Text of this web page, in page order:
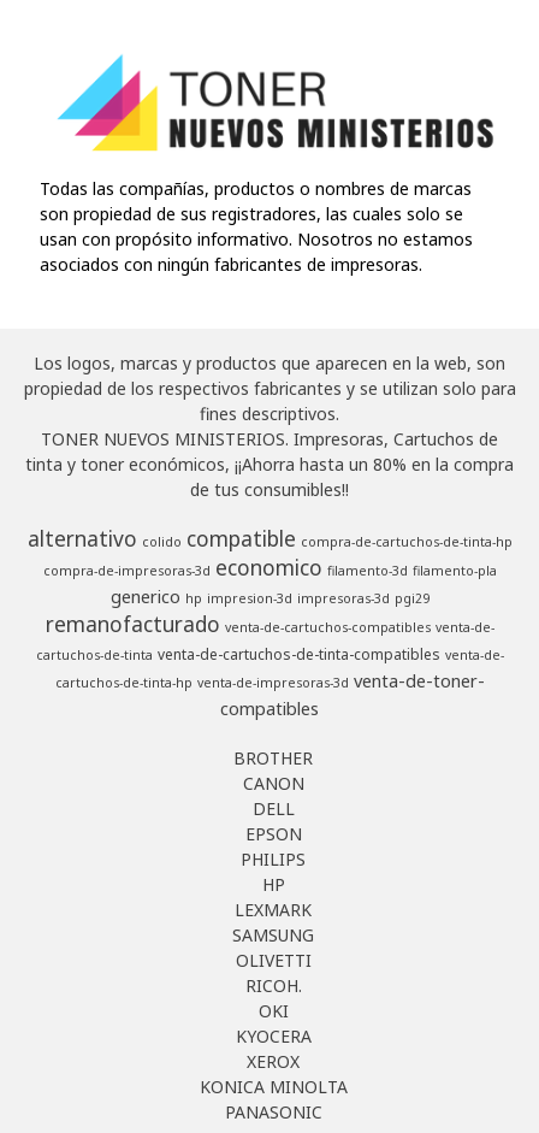
Todas las compañías, productos o nombres de marcas
son propiedad de sus registradores, las cuales solo se
usan con propósito informativo. Nosotros no estamos
asociados con ningún fabricantes de impresoras.
Los logos, marcas y productos que aparecen en la web, son
propiedad de los respectivos fabricantes y se utilizan solo para
fines descriptivos.
TONER NUEVOS MINISTERIOS. Impresoras, Cartuchos de
tinta y toner económicos, ¡¡Ahorra hasta un 80% en la compra
de tus consumibles!!
alternativo colido compatible compra-de-cartuchos-de-tinta-hp
compra-de-impresoras-3d economico filamento-3d filamento-pla
generico hp impresion-3d impresoras-3d pgi29
remanofacturado venta-de-cartuchos-compatibles venta-de-
cartuchos-de-tinta venta-de-cartuchos-de-tinta-compatibles venta-de-
cartuchos-de-tinta-hp venta-de-impresoras-3d venta-de-toner-
compatibles
BROTHER
CANON
DELL
EPSON
PHILIPS
HP
LEXMARK
SAMSUNG
OLIVETTI
RICOH.
OKI
KYOCERA
XEROX
KONICA MINOLTA
PANASONIC